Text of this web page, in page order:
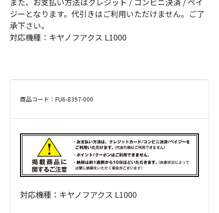
ジーとなります。代引きはご利用いただけません。ご了
承下さい。
対応機種：キヤノフアクス L1000
商品コード：FU6-8397-000
対応機種：キヤノフアクス L1000